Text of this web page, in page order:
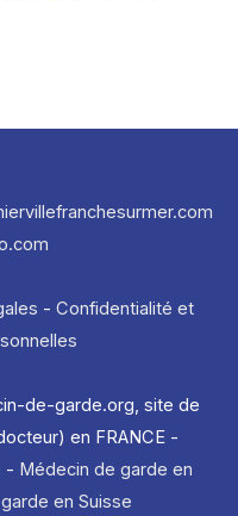
- Confidentialité et
de-garde.org, site de
en FRANCE -
- Médecin de garde en
en Suisse